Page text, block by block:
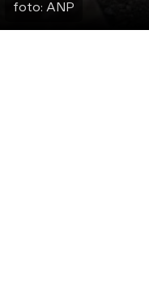
foto: ANP